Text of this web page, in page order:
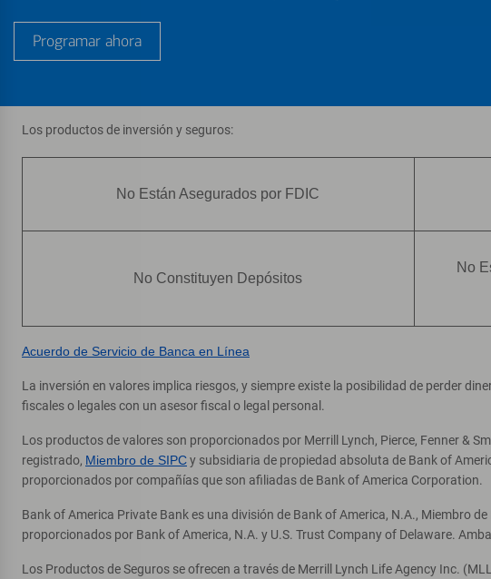
Programar ahora
Los productos de inversión y seguros:
No Están Asegurados por FDIC
No Constituyen Depósitos
No
Acuerdo de Servicio de Banca en Línea
La inversión en valores implica riesgos, y siempre existe la posibilidad de perder
fiscales o legales con un asesor fiscal o legal personal.
Los productos de valores son proporcionados por Merrill Lynch, Pierce, Fenner &
registrado, Miembro de SIPCy subsidiaria de propiedad absoluta de Bank of
proporcionados por compañías que son afiliadas de Bank of America Corporation.
Bank of America Private Bank es una división de Bank of America, N.A., Miembro
proporcionados por Bank of America, N.A. y U.S. Trust Company of Delaware.
Los Productos de Seguros se ofrecen a través de Merrill Lynch Life Agency Inc.